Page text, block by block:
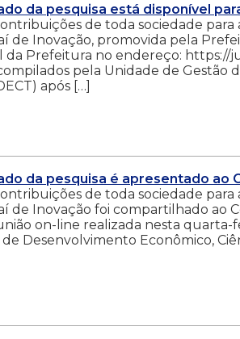
da pesquisa está disponível
de toda sociedade
de Inovação, promovida pela
Prefeitura no endereço: https://
pela Unidade de Gestão
após […]
da pesquisa é apresentado ao
de toda sociedade
de Inovação foi compartilhado ao
on-line realizada nesta quarta-
Desenvolvimento Econômico,